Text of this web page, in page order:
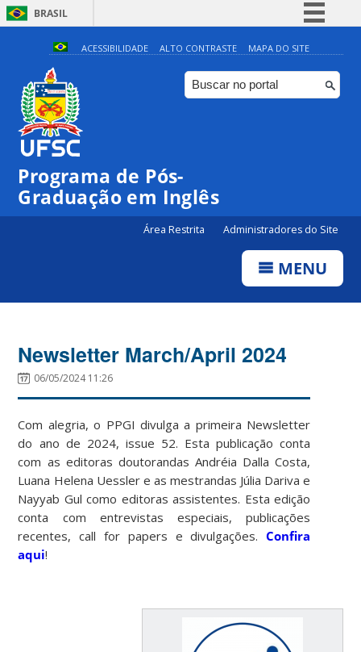
BRASIL
Simplifique!
Comunica BR
Participe
ACESSIBILIDADE ALTO CONTRASTE MAPA DO SITE
Programa de Pós-
Graduação em Inglês
Área Restrita Administradores do Site
MENU
Newsletter March/April 2024
06/05/2024 11:26
Com alegria, o PPGI divulga a primeira Newsletter
do ano de 2024, issue 52. Esta publicação conta
com as editoras doutorandas Andréia Dalla Costa,
Luana Helena Uessler e as mestrandas Júlia Dariva e
Nayyab Gul como editoras assistentes. Esta edição
conta com entrevistas especiais, publicações
recentes, call for papers e divulgações.Confira
aqui!